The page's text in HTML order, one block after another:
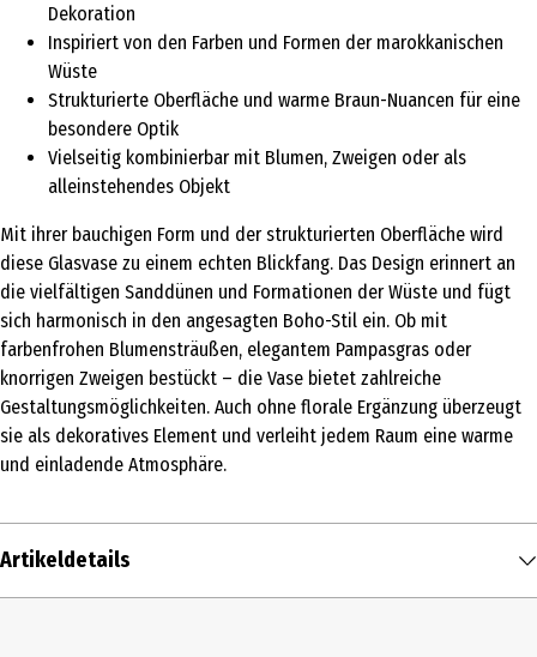
Dekoration
Inspiriert von den Farben und Formen der marokkanischen
Wüste
Strukturierte Oberfläche und warme Braun-Nuancen für eine
besondere Optik
Vielseitig kombinierbar mit Blumen, Zweigen oder als
alleinstehendes Objekt
Mit ihrer bauchigen Form und der strukturierten Oberfläche wird
diese Glasvase zu einem echten Blickfang. Das Design erinnert an
die vielfältigen Sanddünen und Formationen der Wüste und fügt
sich harmonisch in den angesagten Boho-Stil ein. Ob mit
farbenfrohen Blumensträußen, elegantem Pampasgras oder
knorrigen Zweigen bestückt – die Vase bietet zahlreiche
Gestaltungsmöglichkeiten. Auch ohne florale Ergänzung überzeugt
sie als dekoratives Element und verleiht jedem Raum eine warme
und einladende Atmosphäre.
Artikeldetails